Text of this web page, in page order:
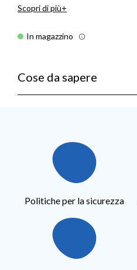
Scopri di più
In magazzino
Cose da sapere
Politiche per la sicurezza